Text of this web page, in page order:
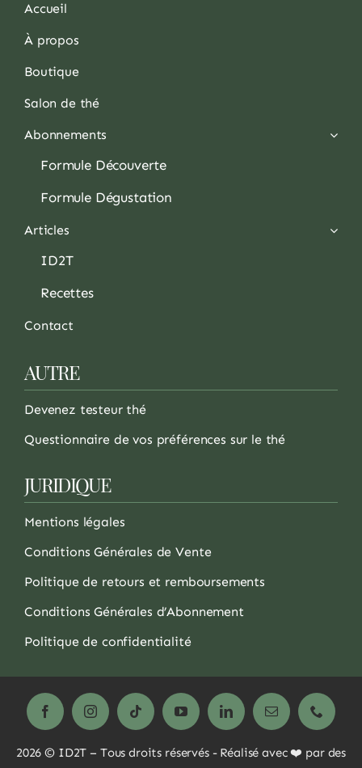
Accueil
À propos
Boutique
Salon de thé
Abonnements
Formule Découverte
Formule Dégustation
Articles
ID2T
Recettes
Contact
AUTRE
Devenez testeur thé
Questionnaire de vos préférences sur le thé
JURIDIQUE
Mentions légales
Conditions Générales de Vente
Politique de retours et remboursements
Conditions Générales d’Abonnement
Politique de confidentialité
2026 © ID2T – Tous droits réservés - Réalisé avec ❤️ par des